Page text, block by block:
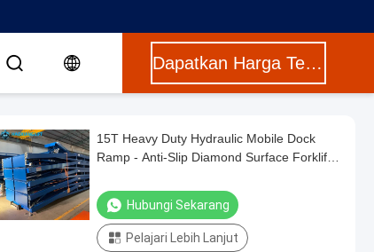
Dapatkan Harga Terbaik
15T Heavy Duty Hydraulic Mobile Dock
Ramp - Anti-Slip Diamond Surface Forklift
Hubungi Sekarang
Pelajari Lebih Lanjut